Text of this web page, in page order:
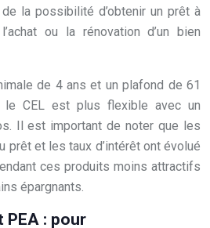
la possibilité d’obtenir un prêt à
ou la rénovation d’un bien
de 4 ans et un plafond de 61
le CEL est plus flexible avec un
Il est important de noter que les
prêt et les taux d’intérêt ont évolué
ces produits moins attractifs
épargnants.
: pour